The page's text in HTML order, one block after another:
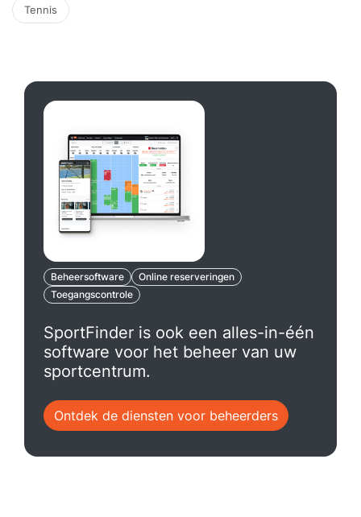
Tennis
Beheersoftware
Online reserveringen
Toegangscontrole
SportFinder is ook een alles-in-één
software voor het beheer van uw
sportcentrum.
Ontdek de diensten voor beheerders